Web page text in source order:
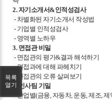
2. 자기소개서&인적성검사
- 차별화된 자기소개서 작성법
- 기업별 인적성검사
- 영역별 노하우
3. 면접관 비밀
- 면접관의 평가&결과 해석하기
- 면접과에 대해 파헤치기
- 면접관의 오류 살펴보기
4. 인사팀 기밀
- 산업별(금융, 자동차, 운동, 제조,
목록
열기